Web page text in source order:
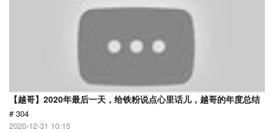
【越哥】2020年最后一天，给铁粉说点心里话儿，越哥的年度总结
# 304
2020-12-31 10:15